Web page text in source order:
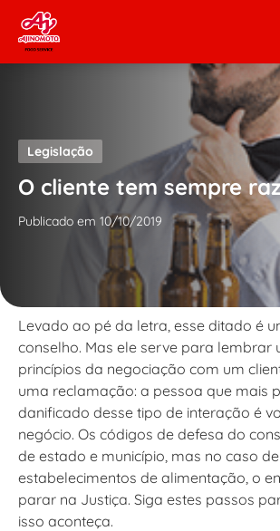
Skip to content
Legislação
O cliente tem sempre
Publicado em 10/10/2019
Levado ao pé da letra, esse ditado é
conselho. Mas ele serve para lembrar
princípios da negociação com um
uma reclamação: a pessoa que mais
danificado desse tipo de interação é
negócio. Os códigos de defesa do
de estado e município, mas no caso de
estabelecimentos de alimentação, o
parar na Justiça. Siga estes passos
isso aconteça.